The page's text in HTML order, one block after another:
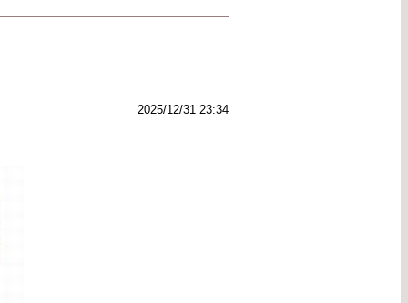
2025/12/31 23:34